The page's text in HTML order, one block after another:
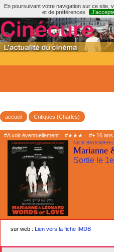
En poursuivant votre navigation sur ce site,
et de préférences
accueil Critiques (Charles)
#A voir éventuellement #★★★ #+ 16 ans
NICK
Marianne
Sortie le
sur web : Lien vers la fiche IMDB